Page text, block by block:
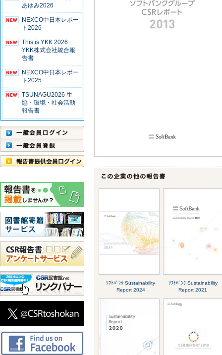
あゆみ2026
NEXCO中日本レポー
ト2026
This is YKK 2026
YKK株式会社統合報
告書
NEXCO中日本レポー
ト2025
TSUNAGU2026 生
協・環境・社会活動
報告書
ｿﾌﾄﾊﾞﾝｸ Sustainability
Report 2024
ｿﾌﾄﾊﾞﾝｸ Sustainability
Report 2021